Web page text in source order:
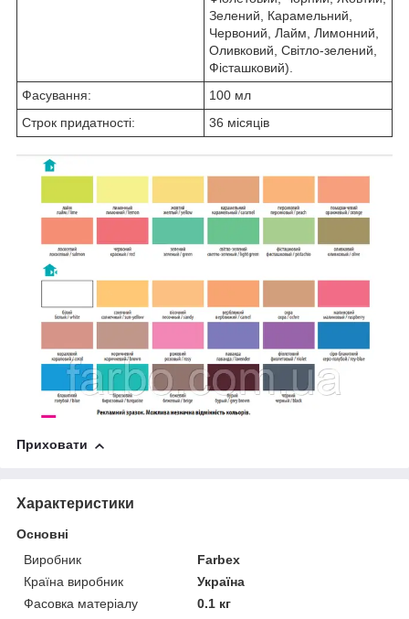
Зелений, Карамельний,
Червоний, Лайм, Лимонний,
Оливковий, Світло-зелений,
Фісташковий).
Фасування:
100 мл
Строк придатності:
36 місяців
Приховати
Характеристики
Основні
Виробник
Farbex
Країна виробник
Україна
Фасовка матеріалу
0.1 кг